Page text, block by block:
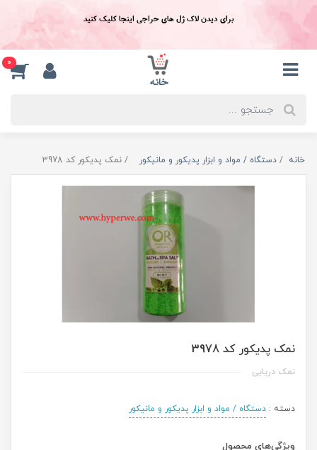
برای دیدن لاک ژل های حراجی اینجا کلیک کنید
0
خانه دستگاه / مواد و ابزار پدیکور و مانیکور نمک پدیکور کد 3978
نمک پدیکور کد 3978
نمک دریایی
دسته : دستگاه / مواد و ابزار پدیکور و مانیکور
ویژگی‌های محصول